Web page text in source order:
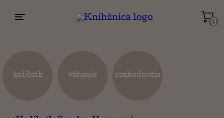
0
kolibrík váhanie rozhodnutia